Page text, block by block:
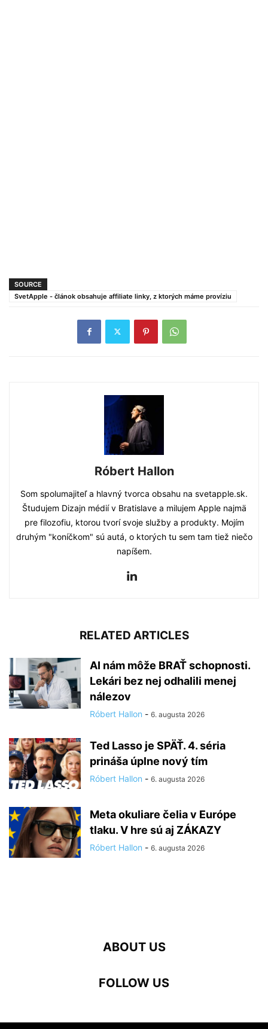
SOURCE
SvetApple - článok obsahuje affiliate linky, z ktorých máme províziu
Róbert Hallon
Som spolumajiteľ a hlavný tvorca obsahu na svetapple.sk.
Študujem Dizajn médií v Bratislave a milujem Apple najmä
pre filozofiu, ktorou tvorí svoje služby a produkty. Mojím
druhým "koníčkom" sú autá, o ktorých tu sem tam tiež niečo
napíšem.
RELATED ARTICLES
AI nám môže BRAŤ schopnosti.
Lekári bez nej odhalili menej
nálezov
Róbert Hallon - 6. augusta 2026
Ted Lasso je SPÄŤ. 4. séria
prináša úplne nový tím
Róbert Hallon - 6. augusta 2026
Meta okuliare čelia v Európe
tlaku. V hre sú aj ZÁKAZY
Róbert Hallon - 6. augusta 2026
ABOUT US
FOLLOW US